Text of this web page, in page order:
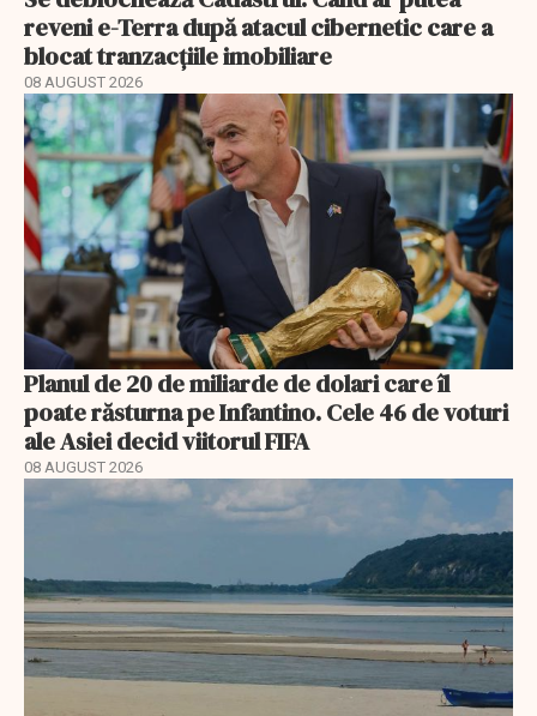
reveni e-Terra după atacul cibernetic care a
blocat tranzacțiile imobiliare
08 AUGUST 2026
Planul de 20 de miliarde de dolari care îl
poate răsturna pe Infantino. Cele 46 de voturi
ale Asiei decid viitorul FIFA
08 AUGUST 2026